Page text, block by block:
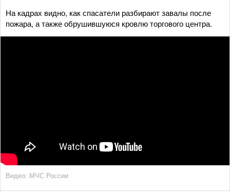
На кадрах видно, как спасатели разбирают завалы после
пожара, а также обрушившуюся кровлю торгового центра.
Видео: МЧС России